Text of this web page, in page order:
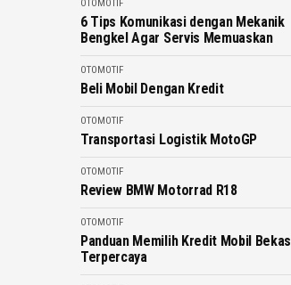
OTOMOTIF
6 Tips Komunikasi dengan Mekanik
Bengkel Agar Servis Memuaskan
OTOMOTIF
Beli Mobil Dengan Kredit
OTOMOTIF
Transportasi Logistik MotoGP
OTOMOTIF
Review BMW Motorrad R18
OTOMOTIF
Panduan Memilih Kredit Mobil Bekas
Terpercaya